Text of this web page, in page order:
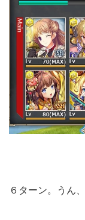
６ターン。うん